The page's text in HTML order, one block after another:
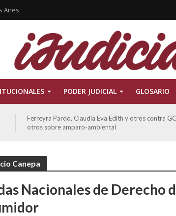
Aires
PODER JUDICIAL GLOSARIO
ATE contra GCBA sobre amparo – empleo publico
Canepa
Nacionales de Derecho